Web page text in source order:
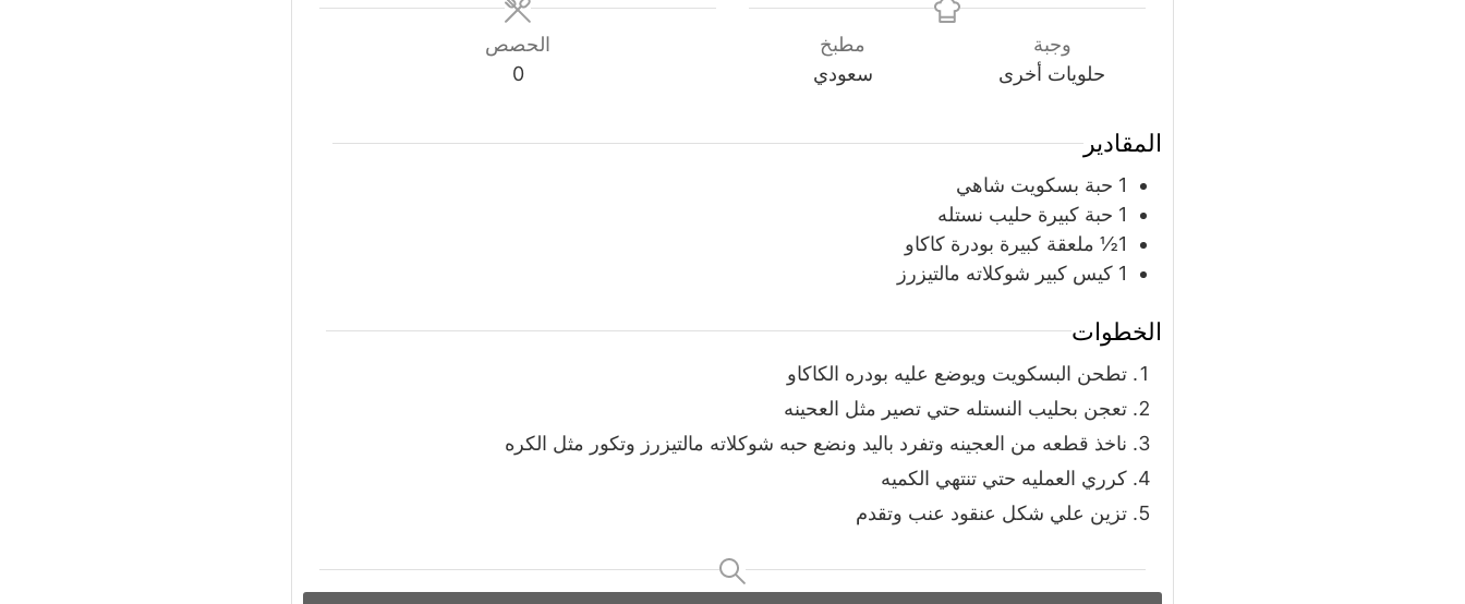
وجبة
حلويات أخرى
مطبخ
سعودي
الحصص
0
المقادير
1 حبة بسكويت شاهي
1 حبة كبيرة حليب نستله
1½
ملعقة كبيرة بودرة كاكاو
1 كيس كبير شوكلاته مالتيزرز
الخطوات
تطحن البسكويت ويوضع عليه بودره الكاكاو
تعجن بحليب النستله حتي تصير مثل العحينه
ناخذ قطعه من العجينه وتفرد باليد ونضع حبه شوكلاته مالتيزرز وتكور مثل الكره
كرري العمليه حتي تنتهي الكميه
تزين علي شكل عنقود عنب وتقدم